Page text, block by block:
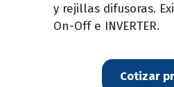
y rejillas difusoras.
On-Off e INVERTER.
Cotizar